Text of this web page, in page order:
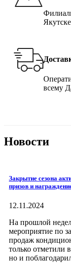
всему
Новости
Закрытие сезона
призов и
12.11.2024
На прошлой
мероприятие по
продаж
только отметили
но и